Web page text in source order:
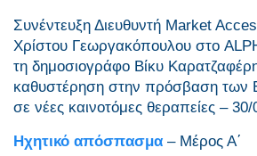
Συνέντευξη Διευθυντή Market
Χρίστου Γεωργακόπουλου στο
τη δημοσιογράφο Βίκυ
καθυστέρηση στην πρόσβαση των
σε νέες καινοτόμες θεραπείες –
Ηχητικό απόσπασμα – Μέρος Α΄